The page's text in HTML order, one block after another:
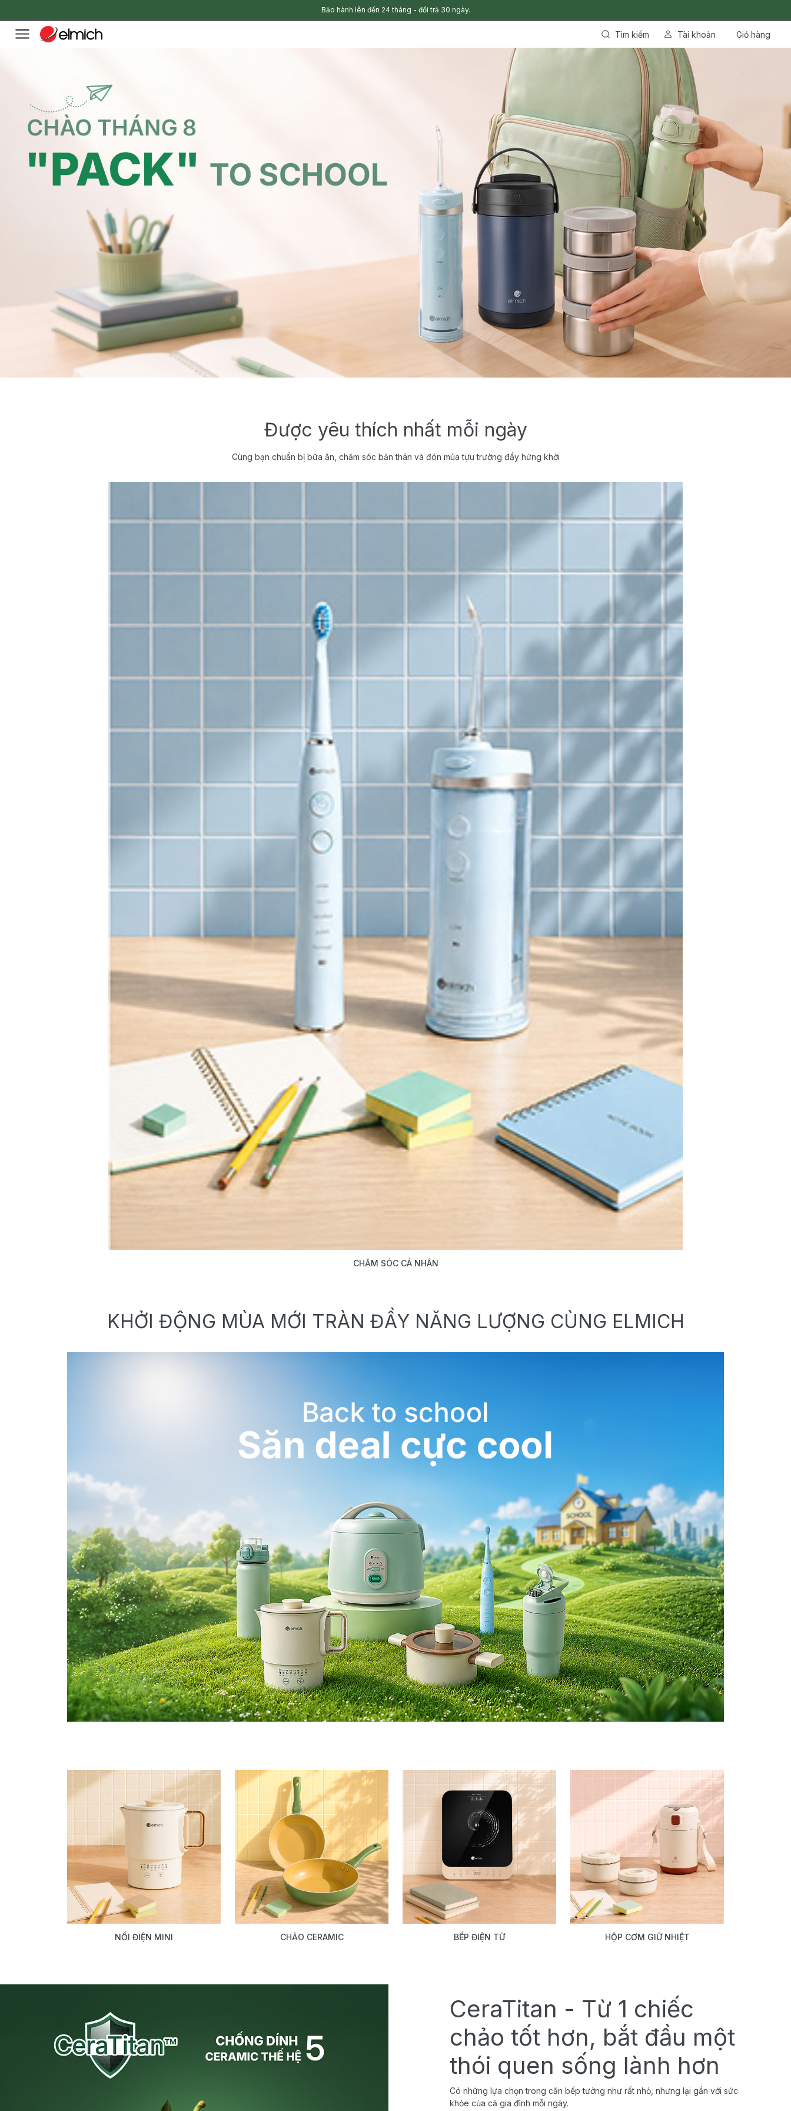
Bảo hành lên đến 24 tháng - đổi trả 30 ngày.
Tìm kiếm Tài khoản Giỏ hàng
Được yêu thích nhất mỗi ngày
Cùng bạn chuẩn bị bữa ăn, chăm sóc bản thân và đón mùa tựu trường đầy hứng khởi
CHĂM SÓC CÁ NHÂN
KHỞI ĐỘNG MÙA MỚI TRÀN ĐẦY NĂNG LƯỢNG CÙNG ELMICH
NỒI ĐIỆN MINI CHẢO CERAMIC BẾP ĐIỆN TỪ HỘP CƠM GIỮ NHIỆT
CeraTitan - Từ 1 chiếc
chảo tốt hơn, bắt đầu một
thói quen sống lành hơn
Có những lựa chọn trong căn bếp tưởng như rất nhỏ, nhưng lại gắn với sức
khỏe của cả gia đình mỗi ngày.